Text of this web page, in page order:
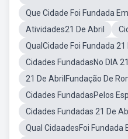
Que Cidade Foi Fundada
Atividades21 De Abril
QualCidade Foi Fundada 21
Cidades FundadasNo DIA
21 De AbrilFundação De
Cidades FundadasPelos
Cidades Fundadas 21 De
Qual CidaadesFoi Fundada